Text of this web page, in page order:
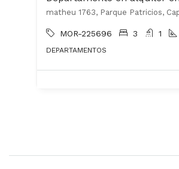
MOR-225696 3 1
DEPARTAMENTOS